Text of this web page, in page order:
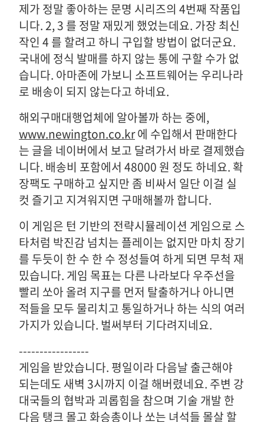
제가 정말 좋아하는 문명 시리즈의 4번째 작품입
니다. 2, 3 를 정말 재밌게 했었는데요. 가장 최신
작인 4 를 할려고 하니 구입할 방법이 없더군요.
국내에 정식 발매를 하지 않는 통에 구할 수가 없
습니다. 아마존에 가보니 소프트웨어는 우리나라
로 배송이 되지 않는다고 하네요.
해외구매대행업체에 알아볼까 하는 중에,
www.newington.co.kr에 수입해서 판매한다
는 글을 네이버에서 보고 달려가서 바로 결제했습
니다. 배송비 포함에서 48000 원 정도 하네요. 확
장팩도 구매하고 싶지만 좀 비싸서 일단 이걸 실
컷 즐기고 지겨워지면 구매해볼까 합니다.
이 게임은 턴 기반의 전략시뮬레이션 게임으로 스
타처럼 박진감 넘치는 플레이는 없지만 마치 장기
를 두듯이 한 수 한 수 정성들여 하게 되면 무척 재
밌습니다. 게임 목표는 다른 나라보다 우주선을
빨리 쏘아 올려 지구를 먼저 탈출하거나 아니면
적들을 모두 물리치고 통일하거나 하는 식의 여러
가지가 있습니다. 벌써부터 기다려지네요.
-----------------
게임을 받았습니다. 평일이라 다음날 출근해야
되는데도 새벽 3시까지 이걸 해버렸네요. 주변 강
대국들의 협박과 괴롭힘을 참으며 기술 개발 한
다음 탱크 몰고 화승총이나 쏘는 녀석들 몰살 할